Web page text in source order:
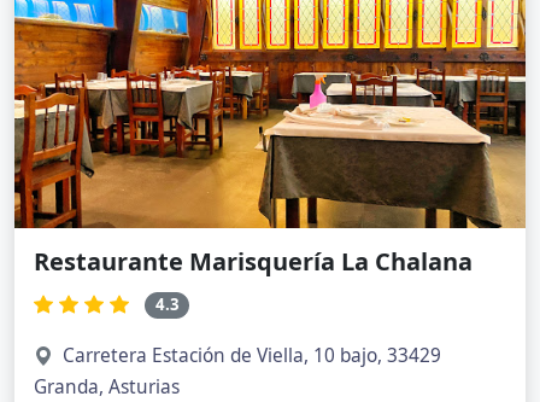
Restaurante Marisquería La Chalana
4.3
Carretera Estación de Viella, 10 bajo, 33429
Granda, Asturias